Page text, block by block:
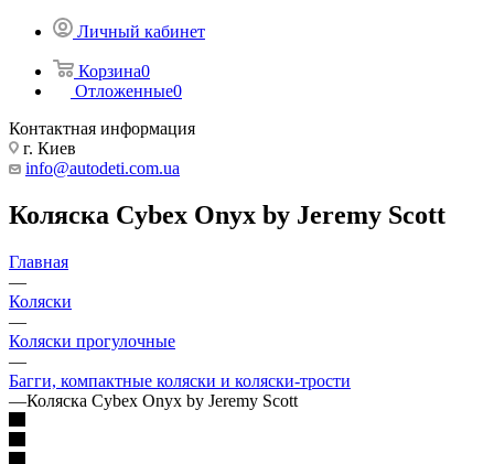
Личный кабинет
Корзина0
Отложенные0
Контактная информация
г. Киев
info@autodeti.com.ua
Коляска Cybex Onyx by Jeremy Scott
Главная
—
Коляски
—
Коляски прогулочные
—
Багги, компактные коляски и коляски-трости
—Коляска Cybex Onyx by Jeremy Scott